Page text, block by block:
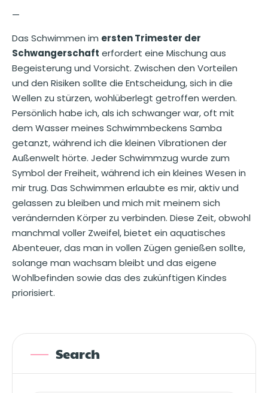
—
Das Schwimmen im ersten Trimester der
Schwangerschaft erfordert eine Mischung aus
Begeisterung und Vorsicht. Zwischen den Vorteilen
und den Risiken sollte die Entscheidung, sich in die
Wellen zu stürzen, wohlüberlegt getroffen werden.
Persönlich habe ich, als ich schwanger war, oft mit
dem Wasser meines Schwimmbeckens Samba
getanzt, während ich die kleinen Vibrationen der
Außenwelt hörte. Jeder Schwimmzug wurde zum
Symbol der Freiheit, während ich ein kleines Wesen in
mir trug. Das Schwimmen erlaubte es mir, aktiv und
gelassen zu bleiben und mich mit meinem sich
verändernden Körper zu verbinden. Diese Zeit, obwohl
manchmal voller Zweifel, bietet ein aquatisches
Abenteuer, das man in vollen Zügen genießen sollte,
solange man wachsam bleibt und das eigene
Wohlbefinden sowie das des zukünftigen Kindes
priorisiert.
Search